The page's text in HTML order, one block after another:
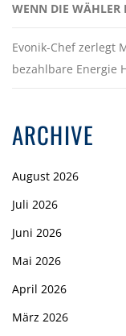
WENN DIE WÄHLER
Evonik-Chef zerlegt
bezahlbare Energie
ARCHIVE
August 2026
Juli 2026
Juni 2026
Mai 2026
April 2026
März 2026